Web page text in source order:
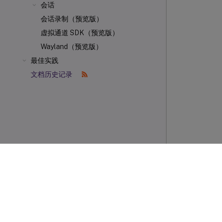
会话
会话录制（预览版）
虚拟通道 SDK（预览版）
Wayland（预览版）
最佳实践
文档历史记录